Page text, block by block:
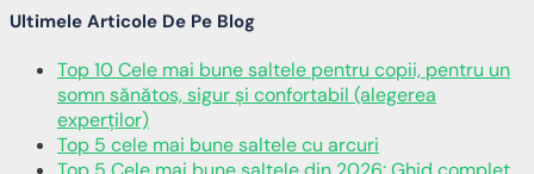
Ultimele Articole De Pe Blog
Top 10 Cele mai bune saltele pentru copii, pentru un
somn sănătos, sigur și confortabil (alegerea
experților)
Top 5 cele mai bune saltele cu arcuri